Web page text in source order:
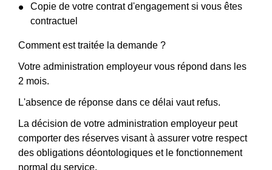
Copie de votre contrat d'engagement si vous êtes
contractuel
Comment est traitée la demande ?
Votre administration employeur vous répond dans les
2 mois.
L'absence de réponse dans ce délai vaut refus.
La décision de votre administration employeur peut
comporter des réserves visant à assurer votre respect
des obligations déontologiques et le fonctionnement
normal du service.